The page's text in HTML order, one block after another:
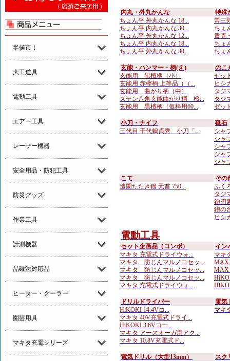
半値市！
大工道具
電動工具
エアー工具
レーザー機器
安全用品・防犯工具
防災グッズ
作業工具
計測機器
品確法対応品
ヒーター・クーラー
園芸用具
マキタ充電シリーズ
内丸・外丸かんな
ちょん平 外丸かんな 18...
ちょん平 内丸かんな 30...
ちょん平 外丸かんな 12...
ちょん平 内丸かんな 18...
ちょん平 外丸かんな 30...
特殊
常三
ちょ
貴克
ちょ
ちょ
玄能・ハンマー・柄(え)
玄能用 黒檀柄（小）
玄能用 赤樫柄 上等品（（...
玄能用 曲がり柄（中）
ステン八角玄能曲がり柄 桜...
玄能用 黒檀柄（仮枠用60...
のこ
ゼッ
ヒシ
タジ
タジ
ゼッ
小刀・ナイフ
三代目 千代鶴貞秀 小刀「...
砥石
シャ
シャ
シャ
シャ
シャ
こて
造園たたき鏝 元首 750...
その
ふく
タジ
鉋刃
鉋の
ヒシ
電動工具
セット企画品（コンボ）
マキタ 充電式ドライウォ...
マキタ 防じんマルノコセッ...
マキタ 防じんマルノコセッ...
マキタ 防じんマルノコセッ...
マキタ 充電式ドライウォ...
イン
マキ
MAX
MAX
ドリルドライバー
HiKOKI 14.4Vコ...
マキタ 40V充電式ドライ...
HiKOKI 3.6Vコー...
マキタ アースオーガ用アク...
マキタ 10.8V充電式ド...
電気
マキ
電気ドリル（大型13mm）
スク